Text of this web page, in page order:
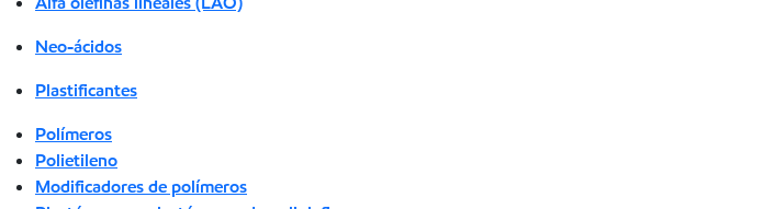
Neo-ácidos
Plastificantes
Polímeros
Polietileno
Modificadores de polímeros